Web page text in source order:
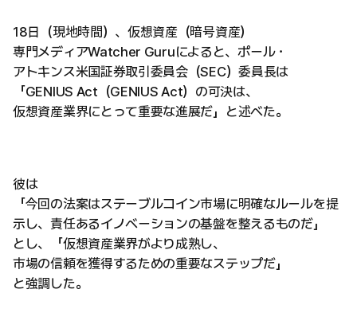
18日（現地時間）、仮想資産（暗号資産）
専門メディアWatcher Guruによると、ポール・
アトキンス米国証券取引委員会（SEC）委員長は
「GENIUS Act（GENIUS Act）の可決は、
仮想資産業界にとって重要な進展だ」と述べた。
彼は
「今回の法案はステーブルコイン市場に明確なルールを提
示し、責任あるイノベーションの基盤を整えるものだ」
とし、「仮想資産業界がより成熟し、
市場の信頼を獲得するための重要なステップだ」
と強調した。